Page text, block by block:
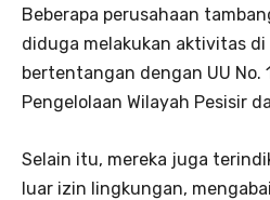
Beberapa perusahaan
diduga melakukan aktivitas
bertentangan dengan UU No.
Pengelolaan Wilayah Pesisir
Selain itu, mereka juga
luar izin lingkungan,